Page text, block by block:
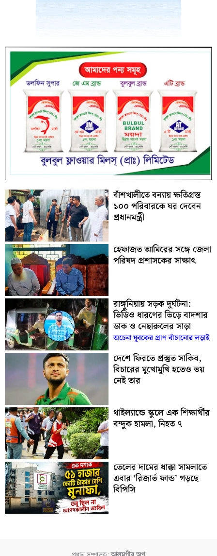
বাঁশখালীতে বন্যায় ক্ষতিগ্রস্ত
১০০ পরিবারকে ঘর দেবেন
প্রধানমন্ত্রী
হেফাজত আমিরের সঙ্গে জেলা
পরিষদ প্রশাসকের সাক্ষাৎ
রাঙ্গুনিয়ায় সড়ক দুর্ঘটনা:
ভিডিও ধারণের ভিড়ে বাদশার
ডাক ও নেছারুলের সাড়া
অচেনা যুবকের প্রাণ বাঁচানোর লড়াই
দেশে ফিরতে প্রস্তুত সাকিব,
বিচারের মুখোমুখি হতেও ভয়
নেই তার
থাইল্যান্ডে স্কুলে এক শিক্ষার্থীর
বন্দুক হামলা, নিহত ৭
তেলের দামের ধাক্কা সামলাতে
এবার ‘রিজার্ভ ফান্ড’ গড়ছে
বিপিসি